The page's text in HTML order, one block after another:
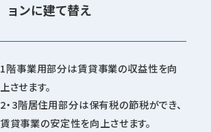
ョンに建て替え
1階事業用部分は賃貸事業の収益性を向
上させます。
2・3階居住用部分は保有税の節税ができ、
賃貸事業の安定性を向上させます。